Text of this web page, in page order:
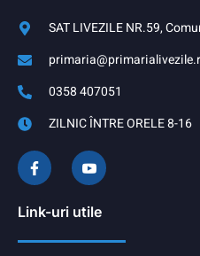
SAT LIVEZILE NR.59,
0358 407051
ZILNIC ÎNTRE ORELE 8-16
Link-uri utile